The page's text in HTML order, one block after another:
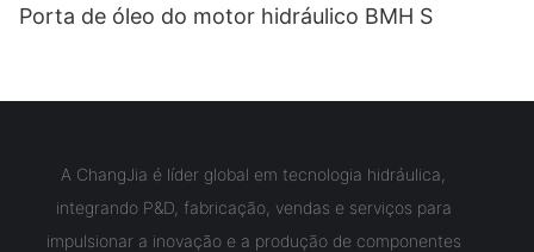
Porta de óleo do motor hidráulico BMH S
A ChangJia é líder global em tecnologia hidráulica,
integrando P&D, fabricação, vendas e serviços para
impulsionar a inovação e a produção de componentes